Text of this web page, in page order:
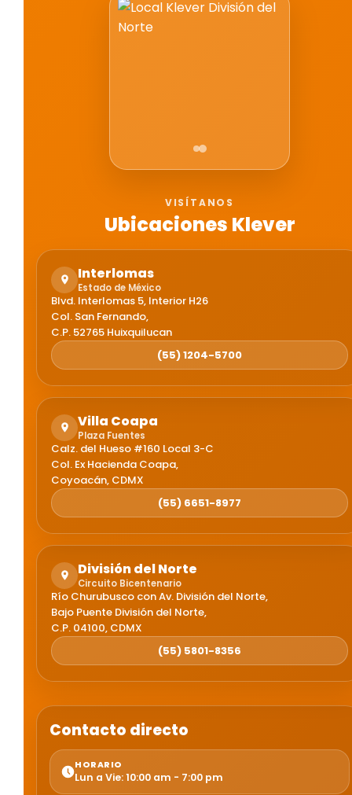
VISÍTANOS
Ubicaciones Klever
Interlomas
Estado de México
Blvd. Interlomas 5, Interior H26
Col. San Fernando,
C.P. 52765 Huixquilucan
(55) 1204-5700
Villa Coapa
Plaza Fuentes
Calz. del Hueso #160 Local 3-C
Col. Ex Hacienda Coapa,
Coyoacán, CDMX
(55) 6651-8977
División del Norte
Circuito Bicentenario
Río Churubusco con Av. División del Norte,
Bajo Puente División del Norte,
C.P. 04100, CDMX
(55) 5801-8356
Contacto directo
HORARIO
Lun a Vie: 10:00 am - 7:00 pm